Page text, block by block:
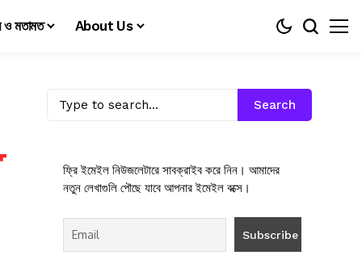
ও মতামত About Us
Search
ফ্রি ইমেইল নিউজলেটারে সাবক্রাইব করে নিন। আমাদের
নতুন লেখাগুলি পৌছে যাবে আপনার ইমেইল বক্সে।